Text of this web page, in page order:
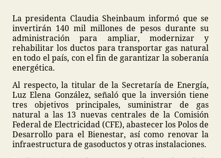
La presidenta Claudia Sheinbaum informó que se
invertirán 140 mil millones de pesos durante su
administración para ampliar, modernizar y
rehabilitar los ductos para transportar gas natural
en todo el país, con el fin de garantizar la soberanía
energética.
Al respecto, la titular de la Secretaría de Energía,
Luz Elena González, señaló que la inversión tiene
tres objetivos principales, suministrar de gas
natural a las 13 nuevas centrales de la Comisión
Federal de Electricidad (CFE), abastecer los Polos de
Desarrollo para el Bienestar, así como renovar la
infraestructura de gasoductos y otras instalaciones.